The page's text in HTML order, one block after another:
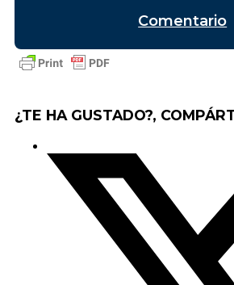
Comentario
¿TE HA GUSTADO?,